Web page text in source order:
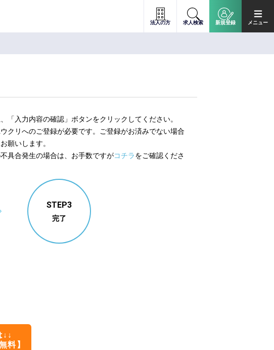
法人の方 求人検索 新規登録 メニュー
「入力内容の確認」ボタンをクリックしてください。
クリへのご登録が必要です。ご登録がお済みでない場合
願いします。
具合発生の場合は、お手数ですがコチラをご確認くださ
STEP3
完了
料】